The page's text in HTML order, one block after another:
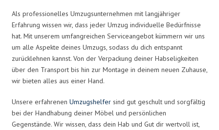
Als professionelles Umzugsunternehmen mit langjähriger
Erfahrung wissen wir, dass jeder Umzug individuelle Bedürfnisse
hat. Mit unserem umfangreichen Serviceangebot kümmern wir uns
um alle Aspekte deines Umzugs, sodass du dich entspannt
zurücklehnen kannst. Von der Verpackung deiner Habseligkeiten
über den Transport bis hin zur Montage in deinem neuen Zuhause,
wir bieten alles aus einer Hand.
Unsere erfahrenen Umzugshelfer sind gut geschult und sorgfältig
bei der Handhabung deiner Möbel und persönlichen
Gegenstände. Wir wissen, dass dein Hab und Gut dir wertvoll ist,